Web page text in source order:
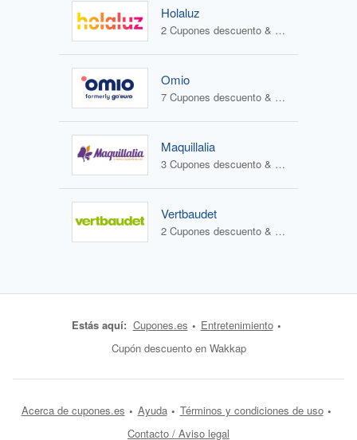
Holaluz
2 Cupones descuento & 0 Ofertas
Omio
7 Cupones descuento & 0 Ofertas
Maquillalia
3 Cupones descuento & 2 Ofertas
Vertbaudet
2 Cupones descuento & 2 Ofertas
Estás aquí: Cupones.es
Entretenimiento
Cupón descuento en Wakkap
Acerca de cupones.es Ayuda
Términos y condiciones de uso
Contacto / Aviso legal